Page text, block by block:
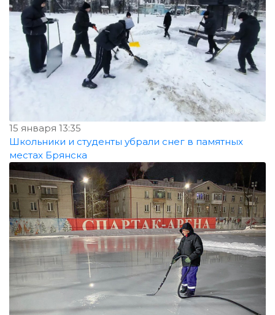
15 января 13:35
Школьники и студенты убрали снег в памятных
местах Брянска